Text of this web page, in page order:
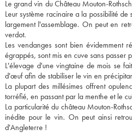
Le grand vin du Château Mouton-
Leur système racinaire a la possibilité
largement l'assemblage. On peut en
verdot.
Les vendanges sont bien évidemment
égrappés, sont mis en cuve sans passer
L'élevage d'une vingtaine de mois se
d'œuf afin de stabiliser le vin en
La plupart des millésimes offrent
torréfié, en passant par la menthe et le
La particularité du château Mouton-
inédite pour le vin. On peut ainsi
d'Angleterre !